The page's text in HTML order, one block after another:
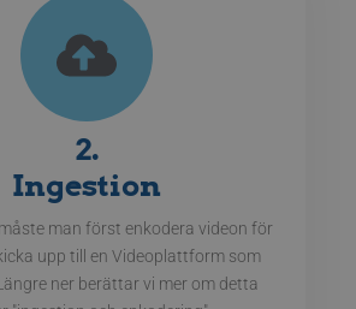
2.
Ingestion
man först enkodera videon för
upp till en Videoplattform som
ner berättar vi mer om detta